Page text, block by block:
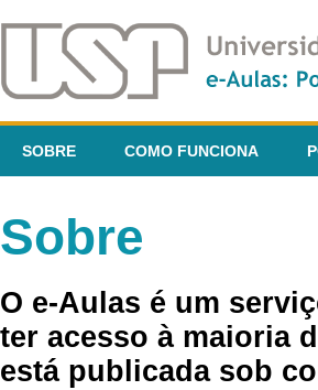
SOBRE COMO FUNCIONA
Sobre
O e-Aulas é um
ter acesso à maioria
está publicada sob